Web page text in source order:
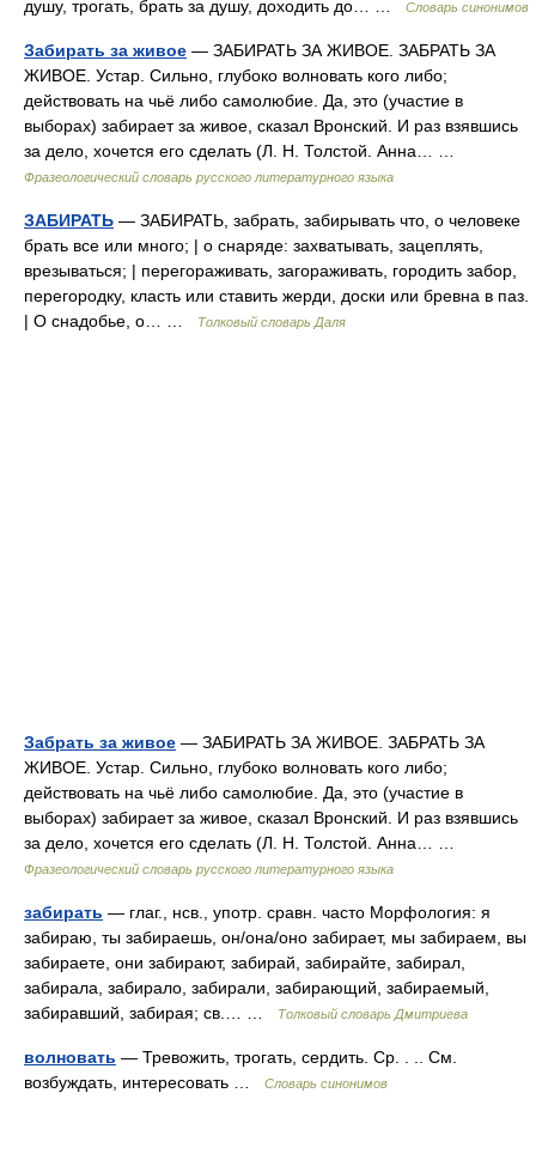
душу, трогать, брать за душу, доходить до… … Словарь синонимов
Забирать за живое — ЗАБИРАТЬ ЗА ЖИВОЕ. ЗАБРАТЬ ЗА
ЖИВОЕ. Устар. Сильно, глубоко волновать кого либо;
действовать на чьё либо самолюбие. Да, это (участие в
выборах) забирает за живое, сказал Вронский. И раз взявшись
за дело, хочется его сделать (Л. Н. Толстой. Анна… …
Фразеологический словарь русского литературного языка
ЗАБИРАТЬ — ЗАБИРАТЬ, забрать, забирывать что, о человеке
брать все или много; | о снаряде: захватывать, зацеплять,
врезываться; | перегораживать, загораживать, городить забор,
перегородку, класть или ставить жерди, доски или бревна в паз.
| О снадобье, о… …
Толковый словарь Даля
Забрать за живое — ЗАБИРАТЬ ЗА ЖИВОЕ. ЗАБРАТЬ ЗА
ЖИВОЕ. Устар. Сильно, глубоко волновать кого либо;
действовать на чьё либо самолюбие. Да, это (участие в
выборах) забирает за живое, сказал Вронский. И раз взявшись
за дело, хочется его сделать (Л. Н. Толстой. Анна… …
Фразеологический словарь русского литературного языка
забирать — глаг., нсв., употр. сравн. часто Морфология: я
забираю, ты забираешь, он/она/оно забирает, мы забираем, вы
забираете, они забирают, забирай, забирайте, забирал,
забирала, забирало, забирали, забирающий, забираемый,
забиравший, забирая; св.… …
Толковый словарь Дмитриева
волновать — Тревожить, трогать, сердить. Ср. . .. См.
возбуждать, интересовать …
Словарь синонимов